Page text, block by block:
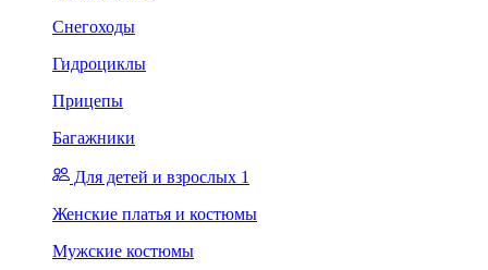
Снегоходы
Гидроциклы
Прицепы
Багажники
Для детей и взрослых 1
Женские платья и костюмы
Мужские костюмы